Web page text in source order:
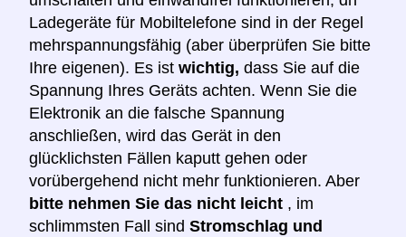
Ladegeräte für Mobiltelefone sind in der Regel
mehrspannungsfähig (aber überprüfen Sie bitte
Ihre eigenen). Es ist wichtig, dass Sie auf die
Spannung Ihres Geräts achten. Wenn Sie die
Elektronik an die falsche Spannung
anschließen, wird das Gerät in den
glücklichsten Fällen kaputt gehen oder
vorübergehend nicht mehr funktionieren. Aber
bitte nehmen Sie das nicht leicht , im
schlimmsten Fall sind Stromschlag und